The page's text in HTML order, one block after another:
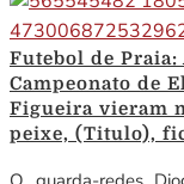
Futebol de Praia:
Campeonato de
Figueira vieram
peixe, (Titulo),